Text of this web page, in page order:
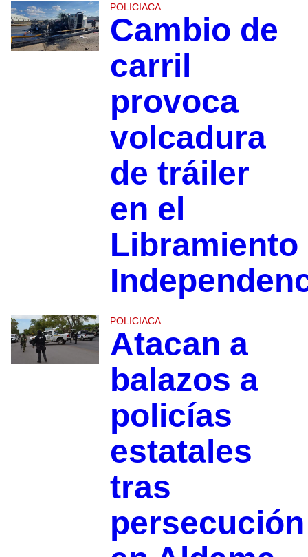
POLICIACA
Cambio de
carril
provoca
volcadura
de tráiler
en el
Libramiento
POLICIACA
Atacan a
balazos a
policías
estatales
tras
persecución